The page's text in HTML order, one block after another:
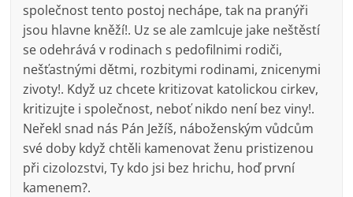
společnost tento postoj nechápe, tak na pranýři
jsou hlavne kněží!. Uz se ale zamlcuje jake neštěstí
se odehrává v rodinach s pedofilnimi rodiči,
nešťastnými dětmi, rozbitymi rodinami, znicenymi
zivoty!. Když uz chcete kritizovat katolickou cirkev,
kritizujte i společnost, neboť nikdo není bez viny!.
Neřekl snad nás Pán Ježíš, náboženským vůdcům
své doby když chtěli kamenovat ženu pristizenou
při cizolozstvi, Ty kdo jsi bez hrichu, hoď první
kamenem?.